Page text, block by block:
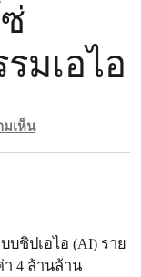
มเอไอ
มเห็น
บชิปเอไอ (AI) ราย
4 ล้านล้าน